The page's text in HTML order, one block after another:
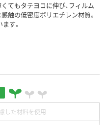
てもタテヨコに伸び、フィルム
触の低密度ポリエチレン材質。
す。
した材料を使用